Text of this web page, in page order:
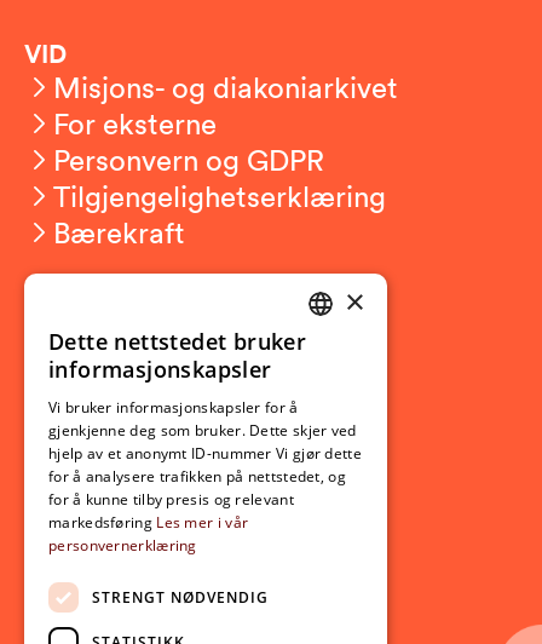
VID
Misjons- og diakoniarkivet
For eksterne
Personvern og GDPR
Tilgjengelighetserklæring
Bærekraft
Ny student
Utveksling
Opptak
Lov- og regelverk
Aktuelt
Nyheter
Arrangementer
Nyhetsbrev
NORWEGIAN
×
Dette nettstedet bruker
informasjonskapsler
Vi bruker informasjonskapsler for å
gjenkjenne deg som bruker. Dette skjer ved
hjelp av et anonymt ID-nummer Vi gjør dette
for å analysere trafikken på nettstedet, og
for å kunne tilby presis og relevant
markedsføring Les mer i vår
personvernerklæring
STRENGT NØDVENDIG